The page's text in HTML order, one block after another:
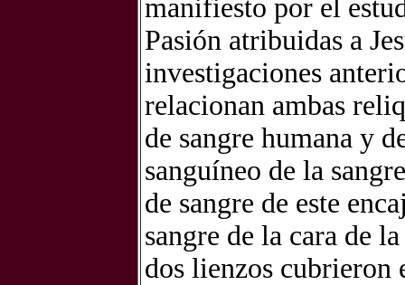
manifiesto por el
Pasión atribuidas a
investigaciones
relacionan ambas
de sangre humana y
sanguíneo de la
de sangre de este
sangre de la cara de
dos lienzos cubrieron